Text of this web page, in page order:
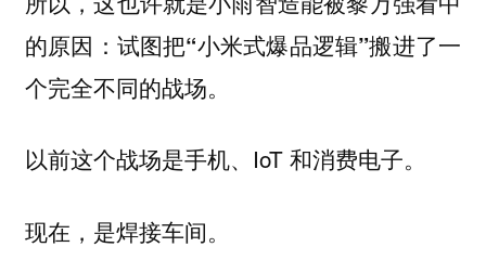
的原因：试图把“小米式爆品逻辑”搬进了一
个完全不同的战场。
以前这个战场是手机、IoT 和消费电子。
现在，是焊接车间。